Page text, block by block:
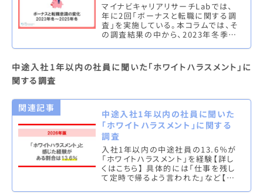
マイナビキャリアリサーチLabでは、
年に2回「ボーナスと転職に関する調
査」を実施している。本コラムでは、そ
の調査結果の中から、2023年冬季賞
中途入社1年以内の社員に聞いた「ホワイトハラスメント」に
関する調査
関連記事
中途入社1年以内の社員に聞いた
「ホワイトハラスメント」に関する
調査
入社1年以内の中途社員の13.6％が
「ホワイトハラスメント」を経験【詳し
くはこちら】 具体的には「仕事を残し
て定時で帰るよう言われた」など【詳